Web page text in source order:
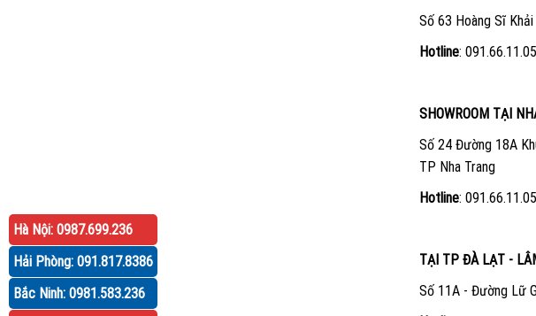
Số 63 Hoàng Sĩ
Hotline:
SHOWROOM TẠI
Số 24 Đường 18A
TP Nha Trang
Hotline:
TẠI TP ĐÀ LẠT -
Số 11A - Đường Lữ
Hà Nội: 0987.699.236
Hải Phòng: 091.817.8386
Bắc Ninh: 0981.583.236